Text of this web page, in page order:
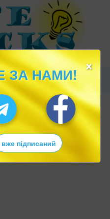
×
ЗА НАМИ!
вже підписаний